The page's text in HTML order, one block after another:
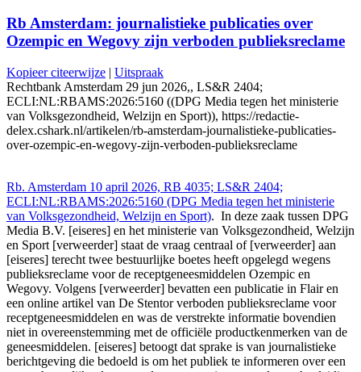
Rb Amsterdam: journalistieke publicaties over
Ozempic en Wegovy zijn verboden publieksreclame
Kopieer citeerwijze | Uitspraak
Rechtbank Amsterdam 29 jun 2026,, LS&R 2404;
ECLI:NL:RBAMS:2026:5160 ((DPG Media tegen het ministerie
van Volksgezondheid, Welzijn en Sport)), https://redactie-
delex.cshark.nl/artikelen/rb-amsterdam-journalistieke-publicaties-
over-ozempic-en-wegovy-zijn-verboden-publieksreclame
Rb. Amsterdam 10 april 2026, RB 4035; LS&R 2404;
ECLI:NL:RBAMS:2026:5160 (DPG Media tegen het ministerie
van Volksgezondheid, Welzijn en Sport). In deze zaak tussen DPG
Media B.V. [eiseres] en het ministerie van Volksgezondheid, Welzijn
en Sport [verweerder] staat de vraag centraal of [verweerder] aan
[eiseres] terecht twee bestuurlijke boetes heeft opgelegd wegens
publieksreclame voor de receptgeneesmiddelen Ozempic en
Wegovy. Volgens [verweerder] bevatten een publicatie in Flair en
een online artikel van De Stentor verboden publieksreclame voor
receptgeneesmiddelen en was de verstrekte informatie bovendien
niet in overeenstemming met de officiële productkenmerken van de
geneesmiddelen. [eiseres] betoogt dat sprake is van journalistieke
berichtgeving die bedoeld is om het publiek te informeren over een